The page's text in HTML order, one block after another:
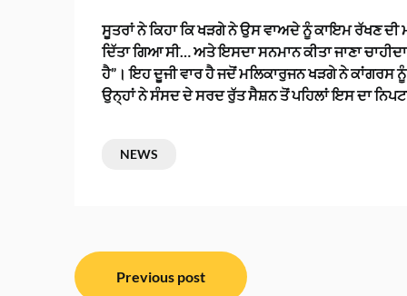
ਸੂਤਰਾਂ ਨੇ ਕਿਹਾ ਕਿ ਖੜਗੇ ਨੇ ਉਸ ਵਾਅਦੇ ਨੂੰ ਕਾਇਮ ਰੱਖਣ
ਦਿੱਤਾ ਗਿਆ ਸੀ… ਅਤੇ ਇਸਦਾ ਸਨਮਾਨ ਕੀਤਾ ਜਾਣਾ
ਹੈ”। ਇਹ ਦੂਜੀ ਵਾਰ ਹੈ ਜਦੋਂ ਮਲਿਕਾਰੁਜਨ ਖੜਗੇ ਨੇ ਕਾਂਗਰਸ
ਉਨ੍ਹਾਂ ਨੇ ਸੰਸਦ ਦੇ ਸਰਦ ਰੁੱਤ ਸੈਸ਼ਨ ਤੋਂ ਪਹਿਲਾਂ ਇਸ ਦਾ
NEWS
ਸੰਪਾਦਨਾPrevious post